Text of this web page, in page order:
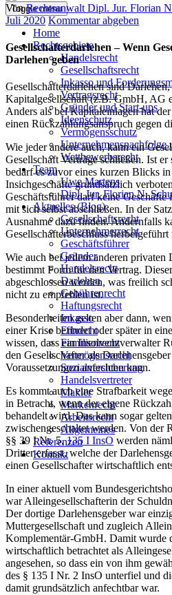
Toggle menu
Home
Rechtsgebiete
Handelsrecht
Gesellschaftsrecht
Inkasso und
Vertragsrecht
Gründer und Start-ups
Ideenschutz
Vermögensschutz
Unternehmensnachfolge
Wettbewerbsrecht
Team
Uwe Martens
Dipl. Jur. Florian N.
Aktuelles (Blog)
Gesellschaftsrecht
Unternehmerrecht
Geschäftsführer
Gründer
Handelsrecht
Darlehen
Gebührenrecht
Haftungsrecht
Inkasso
Erbrecht
Familienrecht
Vermögensrecht
Sozialversicherung
Handelsvertreter
Makler
Markenrecht
Arbeitsrecht
Allgemeines
Referenzen
Kontakt
Author
VonRechtsanwalt Dipl. Jur. Florian
Juli 2020 Kommentar abgeben
Gesellschafterdarlehen – Wenn
Darlehen geben
Gesellschafterdarlehen sind
Kapitalgesellschaft (z.B. GmbH, AG
Anders als bei Kapitaleinlagen hat
einen Rückzahlungsanspruch gegen
Wie jeder andere auch, kann ein
Gesellschaft Verträge schließen. Ist er
bedarf es zuvor eines kurzen Blicks
Insichgeschäfte grundsätzlich
Geschäftsführer darf keine Geschäfte
mit sich selbst abschließen. In der
Ausnahme dazu finden. Andernfalls
Gesellschafterbeschluss herbeigeführt
Wie auch bei jedem anderen privaten
bestimmt Form für den Vertrag.
abgeschlossen werden, was freilich
nicht zu empfehlen ist.
Besonderheiten gelten aber dann,
einer Krise befindet oder später in
wissen, dass ein Insolvenzverwalter
den Gesellschafter als
Voraussetzungen anfechten kann.
Es kommt auch eine Strafbarkeit
in Betracht, wenn der eigene
behandelt wird. Das kann sogar
zwischengeschaltet werden. Von der
§§ 39 I Nr. 5,135 I InsO werden
Dritter erfasst, welche der
einen Gesellschafterwirtschaftlich
In einer aktuell vom
war Alleingesellschafterin der
Der dortige Darlehensgeber war
Muttergesellschaft und zugleich
Komplementär-GmbH. Damit wurde
wirtschaftlich betrachtet als
angesehen, so dass ein von ihm
des § 135 I Nr. 2 InsO unterfiel und
damit grundsätzlich anfechtbar war.